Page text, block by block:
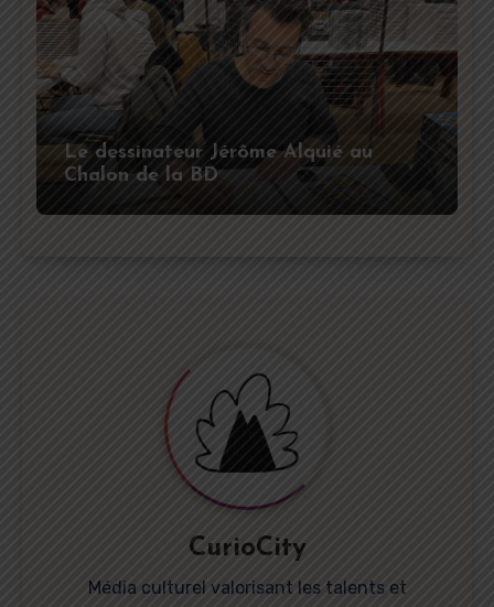
Le dessinateur Jérôme Alquié au
Chalon de la BD
CurioCity
Média culturel valorisant les talents et